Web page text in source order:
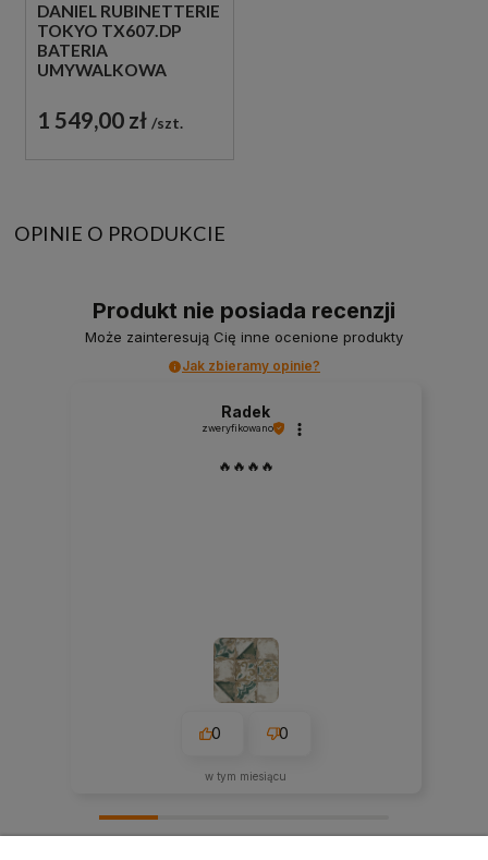
DANIEL RUBINETTERIE
TOKYO TX607.DP
BATERIA
UMYWALKOWA
JEDNOUCHWYTOWA
ZŁOTO
1 549,00 zł szt.
OPINIE O PRODUKCIE
Produkt nie posiada recenzji
Może zainteresują Cię inne ocenione produkty
Jak zbieramy opinie?
Radek
zweryfikowano
🔥🔥🔥🔥
0 0
w tym miesiącu